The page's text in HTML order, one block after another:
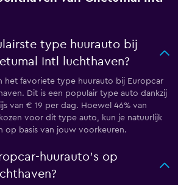
type huurauto bij
Intl luchthaven?
het favoriete type huurauto bij Europcar
Dit is een populair type auto dankzij
van € 19 per dag. Hoewel 46% van
voor dit type auto, kun je natuurlijk
op basis van jouw voorkeuren.
huurauto's op